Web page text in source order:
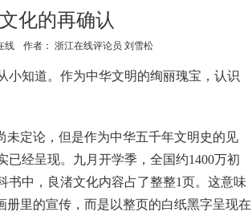
化的再确认
线 作者： 浙江在线评论员 刘雪松
知道。作为中华文明的绚丽瑰宝，认识
定论，但是作为中华五千年文明史的见
经呈现。九月开学季，全国约1400万初
书中，良渚文化内容占了整整1页。这意味
册里的宣传，而是以整页的白纸黑字呈现在